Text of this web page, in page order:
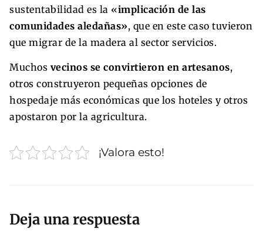
sustentabilidad es la «implicación de las
comunidades aledañas», que en este caso tuvieron
que migrar de la madera al sector servicios.
Muchos vecinos se convirtieron en artesanos,
otros construyeron pequeñas opciones de
hospedaje más económicas que los hoteles y otros
apostaron por la agricultura.
¡Valora esto!
Deja una respuesta